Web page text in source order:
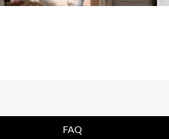
FAQ